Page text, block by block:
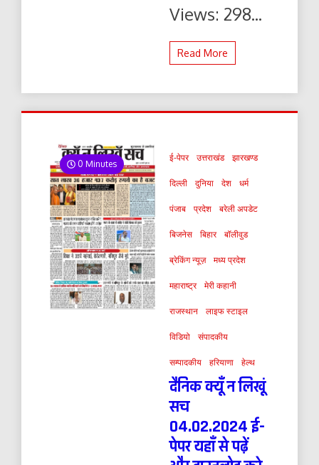
Views: 298...
Read More
0 Minutes
ई-पेपर उत्तराखंड झारखण्ड
दिल्ली दुनिया देश धर्म
पंजाब प्रदेश बरेली अपडेट
बिजनेस बिहार बॉलीवुड
ब्रेकिंग न्यूज़ मध्य प्रदेश
महाराष्ट्र मेरी कहानी
राजस्थान लाइफ स्टाइल
विडियो संपादकीय
सम्पादकीय हरियाणा हेल्थ
दैनिक क्यूँ न लिखूं
सच
04.02.2024 ई-
पेपर यहाँ से पढ़ें